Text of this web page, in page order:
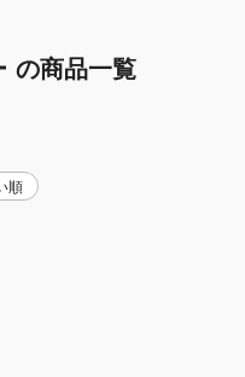
の商品一覧
順